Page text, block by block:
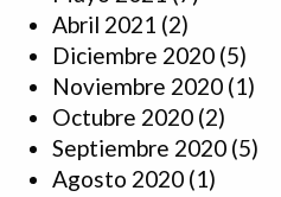
Abril 2021 (2)
Diciembre 2020 (5)
Noviembre 2020 (1)
Octubre 2020 (2)
Septiembre 2020 (5)
Agosto 2020 (1)